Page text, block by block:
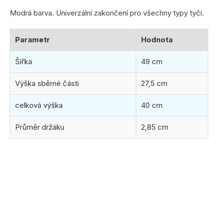
5
Modrá barva. Univerzální zakončení pro všechny typy tyčí.
Parametr Hodnota
Šířka 49 cm
Výška sběrné části 27,5 cm
celková výška 40 cm
Průměr držáku 2,85 cm